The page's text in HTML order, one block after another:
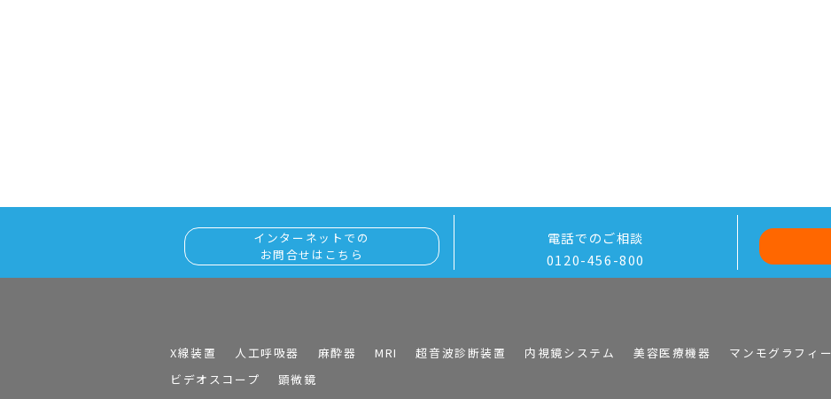
インターネットでの
お問合せはこちら
電話でのご相談
0120-456-800
X線装置 人工呼吸器 麻酔器 MRI 超音波診断装置 内視鏡システム 美容医療機器 マンモグラフィー
ビデオスコープ
顕微鏡